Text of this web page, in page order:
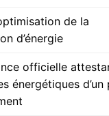
de la
d’énergie
officielle
énergétiques d’un